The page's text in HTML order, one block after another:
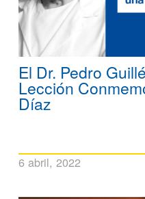
El Dr. Pedro
Lección
Díaz
6 abril, 2022